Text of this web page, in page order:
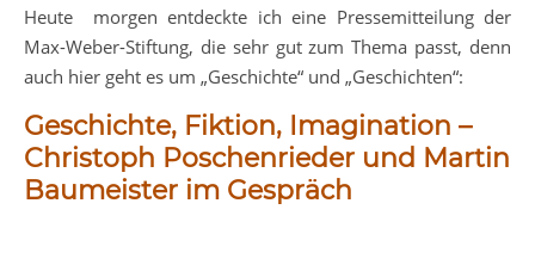
Heute morgen entdeckte ich eine Pressemitteilung der
Max-Weber-Stiftung, die sehr gut zum Thema passt, denn
auch hier geht es um „Geschichte“ und „Geschichten“:
Geschichte, Fiktion, Imagination –
Christoph Poschenrieder und Martin
Baumeister im Gespräch